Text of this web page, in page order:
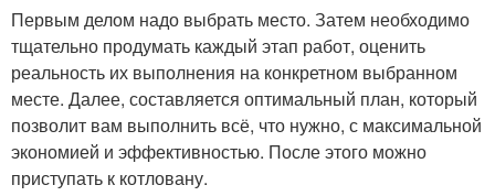
Первым делом надо выбрать место. Затем необходимо
тщательно продумать каждый этап работ, оценить
реальность их выполнения на конкретном выбранном
месте. Далее, составляется оптимальный план, который
позволит вам выполнить всё, что нужно, с максимальной
экономией и эффективностью. После этого можно
приступать к котловану.